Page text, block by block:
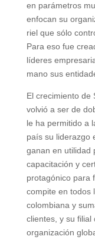
en parámetros
enfocan su
riel que sólo
Para eso fue
líderes
mano sus
El crecimiento de
volvió a ser de
le ha permitido a
país su liderazgo
ganan en utilidad
capacitación y
protagónico para
compite en todos
colombiana y
clientes, y su filial
organización